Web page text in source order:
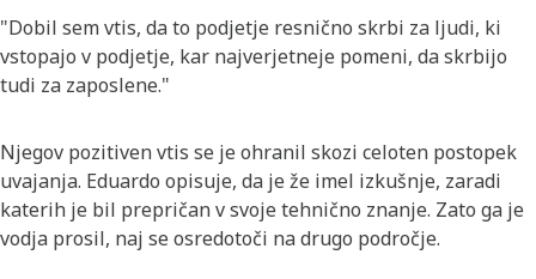
"Dobil sem vtis, da to podjetje resnično skrbi za ljudi, ki
vstopajo v podjetje, kar najverjetneje pomeni, da skrbijo
tudi za zaposlene."
Njegov pozitiven vtis se je ohranil skozi celoten postopek
uvajanja. Eduardo opisuje, da je že imel izkušnje, zaradi
katerih je bil prepričan v svoje tehnično znanje. Zato ga je
vodja prosil, naj se osredotoči na drugo področje.